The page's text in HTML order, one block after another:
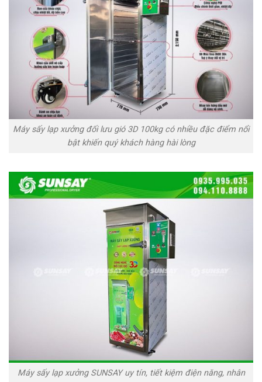
Máy sấy lạp xưởng đối lưu gió 3D 100kg có nhiều đặc điểm nổi
bật khiến quý khách hàng hài lòng
Máy sấy lạp xưởng SUNSAY uy tín, tiết kiệm điện năng, nhân